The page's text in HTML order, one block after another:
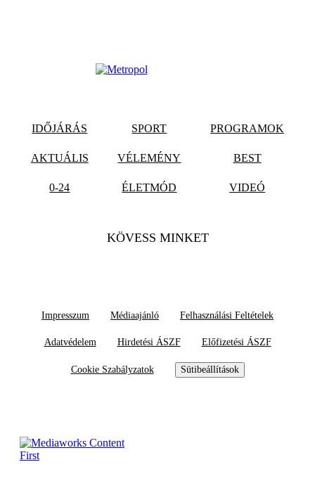
IDŐJÁRÁS SPORT PROGRAMOK
AKTUÁLIS VÉLEMÉNY BEST
0-24 ÉLETMÓD VIDEÓ
KÖVESS MINKET
Impresszum Médiaajánló Felhasználási Feltételek
Adatvédelem Hirdetési ÁSZF Előfizetési ÁSZF
Cookie Szabályzatok Sütibeállítások